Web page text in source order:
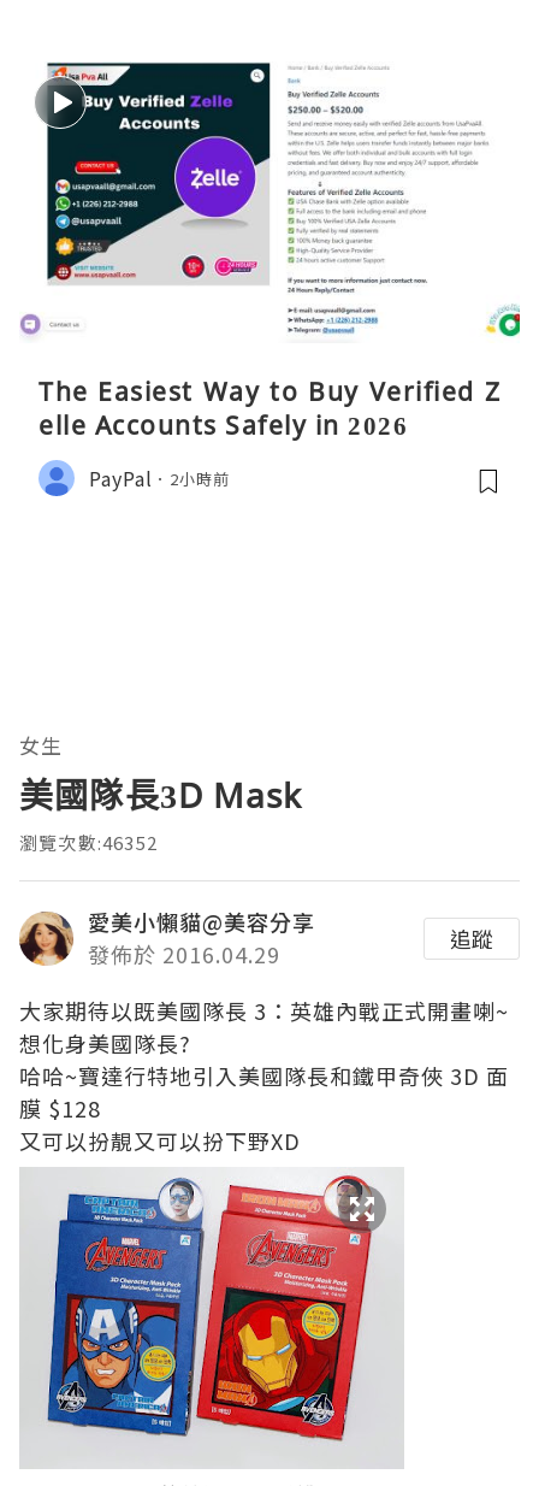
The Easiest Way to Buy Verified Z
elle Accounts Safely in 2026
PayPal 2小時前
女生
美國隊長3D Mask
瀏覽次數:46352
愛美小懶貓@美容分享
發佈於 2016.04.29
追蹤
大家期待以既美國隊長 3：英雄內戰正式開畫喇~
想化身美國隊長?
哈哈~寶達行特地引入美國隊長和鐵甲奇俠 3D 面
膜 $128
又可以扮靚又可以扮下野XD